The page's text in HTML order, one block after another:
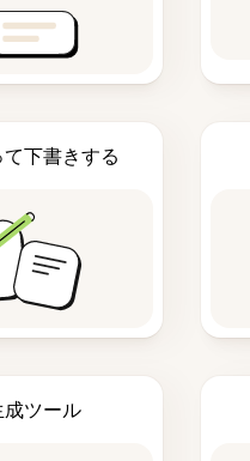
て下書きする
成ツール